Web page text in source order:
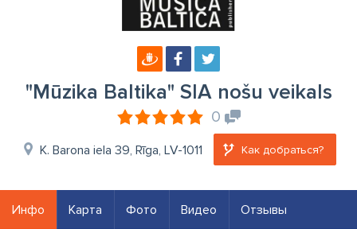
"Mūzika Baltika" SIA nošu veikals
0
K. Barona iela 39, Rīga, LV-1011 Как добраться?
Инфо Карта Фото Видео Отзывы